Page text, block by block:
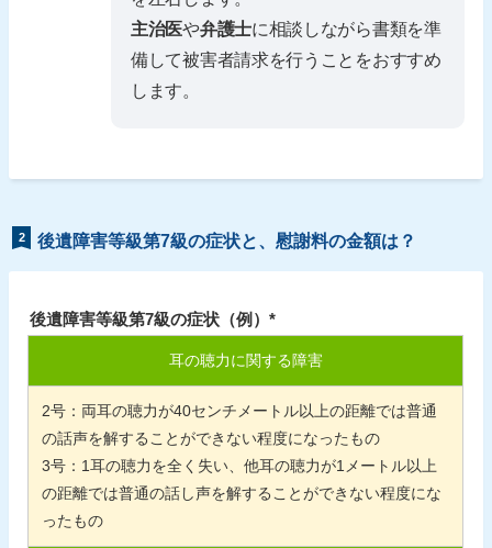
主治医や弁護士に相談しながら書類を準
備して被害者請求を行うことをおすすめ
します。
2 後遺障害等級第7級の症状と、慰謝料の金額は？
後遺障害等級第7級の症状（例）*
耳の聴力に関する障害
2号：両耳の聴力が40センチメートル以上の距離では普通
の話声を解することができない程度になったもの
3号： 1耳の聴力を全く失い、他耳の聴力が1 メートル以上
の距離では普通の話し声を解することができない程度にな
ったもの